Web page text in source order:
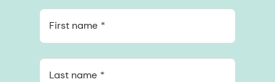
First name
Last name